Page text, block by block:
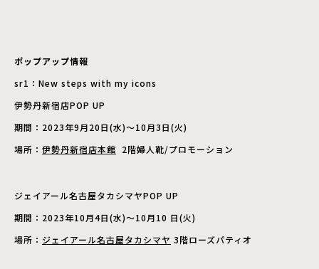
ポップアップ情報
sr1：New steps with my icons
伊勢丹新宿店POP UP
期間：2023年9月20日(水)〜10月3日(火)
場所： 伊勢丹新宿店本館 2階婦人靴/プロモーション
ジェイアール名古屋タカシマヤPOP UP
期間：2023年10月4日(水)〜10月10 日(火)
場所： ジェイアール名古屋タカシマヤ 3階ローズパティオ